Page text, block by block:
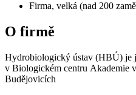
Firma, velká (nad 200
O firmě
Hydrobiologický ústav (HBÚ) je
v Biologickém centru Akademie
Budějovicích